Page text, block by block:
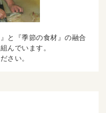
と『季節の食材』の融合
んでいます。
さい。